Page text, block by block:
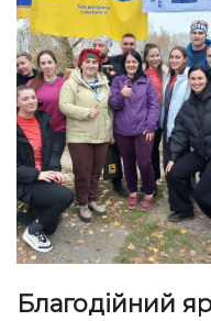
Благодійний